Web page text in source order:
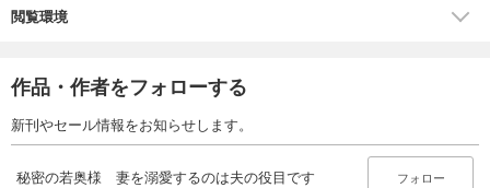
閲覧環境
作品・作者をフォローする
新刊やセール情報をお知らせします。
秘密の若奥様 妻を溺愛するのは夫の役目です フォロー